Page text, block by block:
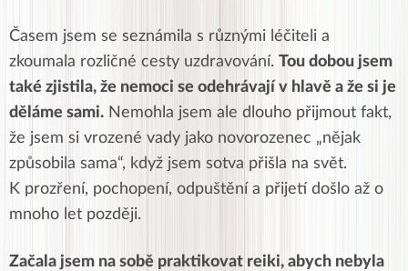
Časem jsem se seznámila s různými léčiteli a
zkoumala rozličné cesty uzdravování. Tou dobou jsem
také zjistila, že nemoci se odehrávají v hlavě a že si je
děláme sami. Nemohla jsem ale dlouho přijmout fakt,
že jsem si vrozené vady jako novorozenec „nějak
způsobila sama“, když jsem sotva přišla na svět.
K prozření, pochopení, odpuštění a přijetí došlo až o
mnoho let později.
Začala jsem na sobě praktikovat reiki, abych nebyla